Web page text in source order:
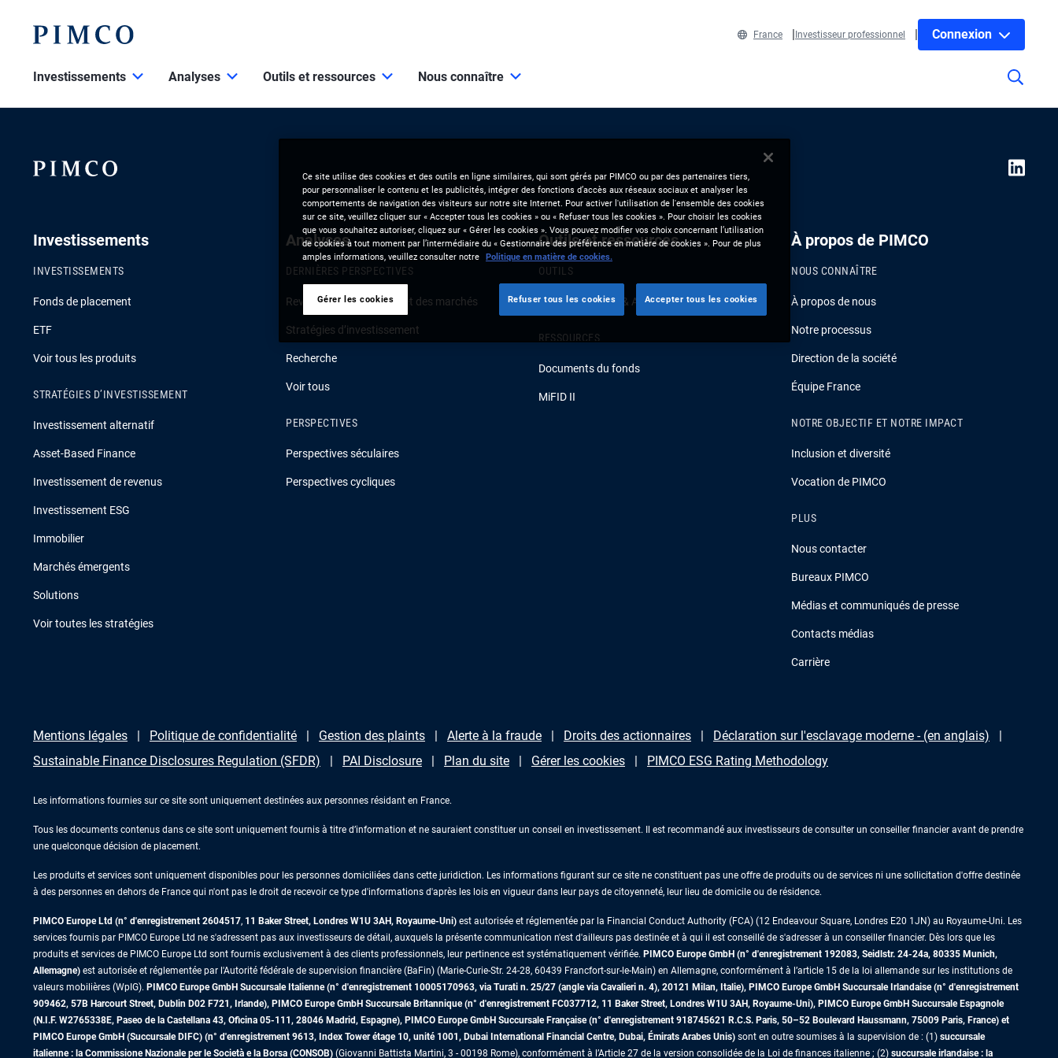
France Investisseur professionnel Connexion
Investissements Analyses Outils et ressources Nous connaître
Investissements
INVESTISSEMENTS
Fonds de placement
ETF
Voir tous les produits
STRATÉGIES D’INVESTISSEMENT
Investissement alternatif
Asset-Based Finance
Investissement de revenus
Investissement ESG
Immobilier
Marchés émergents
Solutions
Voir toutes les stratégies
Analyses
DERNIÈRES PERSPECTIVES
Revue de la conjoncture et des marchés
Stratégies d’investissement
Recherche
Voir tous
PERSPECTIVES
Perspectives séculaires
Perspectives cycliques
Outils et ressources
OUTILS
Clients Solutions & Analytics
RESSOURCES
Documents du fonds
MiFID II
À propos de PIMCO
NOUS CONNAÎTRE
À propos de nous
Notre processus
Direction de la société
Équipe France
NOTRE OBJECTIF ET NOTRE IMPACT
Inclusion et diversité
Vocation de PIMCO
PLUS
Nous contacter
Bureaux PIMCO
Médias et communiqués de presse
Contacts médias
Carrière
Mentions légales Politique de confidentialité Gestion des plaints Alerte à la fraude Droits des actionnaires
Déclaration sur l'esclavage moderne - (en anglais)
Sustainable Finance Disclosures Regulation (SFDR)
PAI Disclosure Plan du site Gérer les cookies PIMCO ESG Rating Methodology
Les informations fournies sur ce site sont uniquement destinées aux personnes résidant en France.
Tous les documents contenus dans ce site sont uniquement fournis à titre d’information et ne sauraient constituer un conseil en investissement. Il est recommandé aux investisseurs de consulter un conseiller financier avant de prendre
une quelconque décision de placement.
Les produits et services sont uniquement disponibles pour les personnes domiciliées dans cette juridiction. Les informations figurant sur ce site ne constituent pas une offre de produits ou de services ni une sollicitation d'offre destinée
à des personnes en dehors de France qui n'ont pas le droit de recevoir ce type d'informations d'après les lois en vigueur dans leur pays de citoyenneté, leur lieu de domicile ou de résidence.
PIMCO Europe Ltd (n° d'enregistrement 2604517, 11 Baker Street, Londres W1U 3AH, Royaume-Uni) est autorisée et réglementée par la Financial Conduct Authority (FCA) (12 Endeavour Square, Londres E20 1JN) au Royaume-Uni. Les
services fournis par PIMCO Europe Ltd ne s'adressent pas aux investisseurs de détail, auxquels la présente communication n'est d'ailleurs pas destinée et à qui il est conseillé de s'adresser à un conseiller financier. Dès lors que les
produits et services de PIMCO Europe Ltd sont fournis exclusivement à des clients professionnels, leur pertinence est systématiquement vérifiée. PIMCO Europe GmbH (n° d'enregistrement 192083, Seidlstr. 24-24a, 80335 Munich,
Allemagne) est autorisée et réglementée par l'Autorité fédérale de supervision financière (BaFin) (Marie-Curie-Str. 24-28, 60439 Francfort-sur-le-Main) en Allemagne, conformément à l’article 15 de la loi allemande sur les institutions de
valeurs mobilières (WpIG). PIMCO Europe GmbH Succursale Italienne (n° d'enregistrement 10005170963, via Turati n. 25/27 (angle via Cavalieri n. 4), 20121 Milan, Italie), PIMCO Europe GmbH Succursale Irlandaise (n° d'enregistrement
909462, 57B Harcourt Street, Dublin D02 F721, Irlande), PIMCO Europe GmbH Succursale Britannique (n° d'enregistrement FC037712, 11 Baker Street, Londres W1U 3AH, Royaume-Uni), PIMCO Europe GmbH Succursale Espagnole
(N.I.F. W2765338E, Paseo de la Castellana 43, Oficina 05-111, 28046 Madrid, Espagne), PIMCO Europe GmbH Succursale Française (n° d'enregistrement 918745621 R.C.S. Paris, 50–52 Boulevard Haussmann, 75009 Paris, France) et
PIMCO Europe GmbH (Succursale DIFC) (n° d'enregistrement 9613, Index Tower étage 10, unité 1001, Dubai International Financial Centre, Dubai, Émirats Arabes Unis) sont en outre soumises à la supervision de : (1) succursale
italienne : la Commissione Nazionale per le Società e la Borsa (CONSOB) (Giovanni Battista Martini, 3 - 00198 Rome), conformément à l’Article 27 de la version consolidée de la Loi de finances italienne ; (2) succursale irlandaise : la
Ce site utilise des cookies et des outils en ligne similaires, qui sont gérés par PIMCO ou par des partenaires tiers,
pour personnaliser le contenu et les publicités, intégrer des fonctions d’accès aux réseaux sociaux et analyser les
comportements de navigation des visiteurs sur notre site Internet. Pour activer l'utilisation de l'ensemble des cookies
sur ce site, veuillez cliquer sur « Accepter tous les cookies » ou « Refuser tous les cookies ». Pour choisir les cookies
que vous souhaitez autoriser, cliquez sur « Gérer les cookies ». Vous pouvez modifier vos choix concernant l’utilisation
de cookies à tout moment par l’intermédiaire du « Gestionnaire des préférence en matière de cookies ». Pour de plus
amples informations, veuillez consulter notre Politique en matière de cookies.
Gérer les cookies Refuser tous les cookies Accepter tous les cookies